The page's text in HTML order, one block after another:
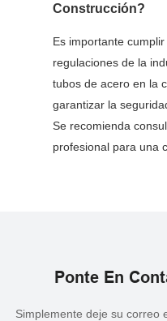
Construcción?
Es importante
regulaciones de la
tubos de acero en la
garantizar la
Se recomienda
profesional para una
Ponte En
Simplemente deje su correo